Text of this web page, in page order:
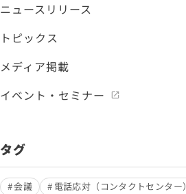
ニュースリリース
トピックス
メディア掲載
イベント・セミナー
タグ
会議 電話応対（コンタクトセンター）